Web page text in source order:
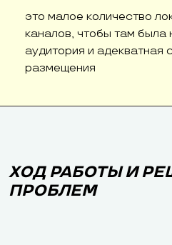
это малое количество
каналов, чтобы там была
аудитория и адекватная
размещения
ХОД РАБОТЫ И
ПРОБЛЕМ